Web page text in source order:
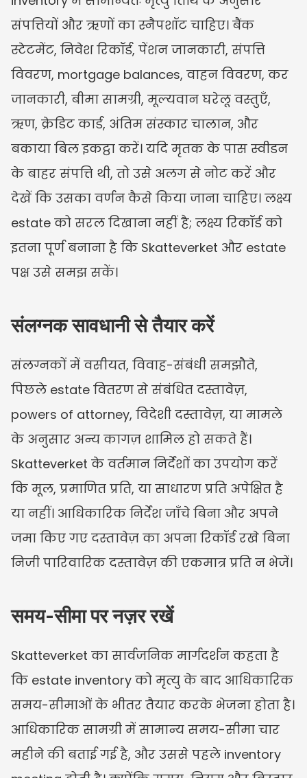
संपत्तियों और ऋणों का स्नैपशॉट चाहिए। बैंक
स्टेटमेंट, निवेश रिकॉर्ड, पेंशन जानकारी, संपत्ति
विवरण, mortgage balances, वाहन विवरण, कर
जानकारी, बीमा सामग्री, मूल्यवान घरेलू वस्तुएँ,
ऋण, क्रेडिट कार्ड, अंतिम संस्कार चालान, और
बकाया बिल इकट्ठा करें। यदि मृतक के पास स्वीडन
के बाहर संपत्ति थी, तो उसे अलग से नोट करें और
देखें कि उसका वर्णन कैसे किया जाना चाहिए। लक्ष्य
estate को सरल दिखाना नहीं है; लक्ष्य रिकॉर्ड को
इतना पूर्ण बनाना है कि Skatteverket और estate
पक्ष उसे समझ सकें।
संलग्नक सावधानी से तैयार करें
संलग्नकों में वसीयत, विवाह-संबंधी समझौते,
पिछले estate वितरण से संबंधित दस्तावेज़,
powers of attorney, विदेशी दस्तावेज़, या मामले
के अनुसार अन्य कागज़ शामिल हो सकते हैं।
Skatteverket के वर्तमान निर्देशों का उपयोग करें
कि मूल, प्रमाणित प्रति, या साधारण प्रति अपेक्षित है
या नहीं। आधिकारिक निर्देश जाँचे बिना और अपने
जमा किए गए दस्तावेज़ का अपना रिकॉर्ड रखे बिना
निजी पारिवारिक दस्तावेज़ की एकमात्र प्रति न भेजें।
समय-सीमा पर नज़र रखें
Skatteverket का सार्वजनिक मार्गदर्शन कहता है
कि estate inventory को मृत्यु के बाद आधिकारिक
समय-सीमाओं के भीतर तैयार करके भेजना होता है।
आधिकारिक सामग्री में सामान्य समय-सीमा चार
महीने की बताई गई है, और उससे पहले inventory